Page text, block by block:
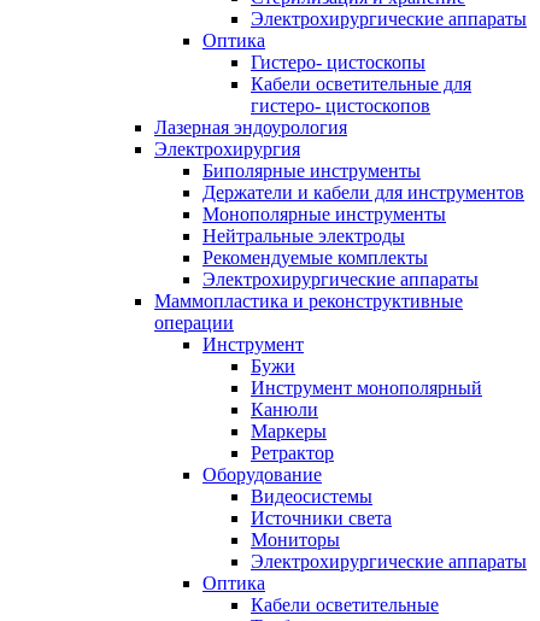
Электрохирургические аппараты
Оптика
Гистеро- цистоскопы
Кабели осветительные для
гистеро- цистоскопов
Лазерная эндоурология
Электрохирургия
Биполярные инструменты
Держатели и кабели для инструментов
Монополярные инструменты
Нейтральные электроды
Рекомендуемые комплекты
Электрохирургические аппараты
Маммопластика и реконструктивные
операции
Инструмент
Бужи
Инструмент монополярный
Канюли
Маркеры
Ретрактор
Оборудование
Видеосистемы
Источники света
Мониторы
Электрохирургические аппараты
Оптика
Кабели осветительные